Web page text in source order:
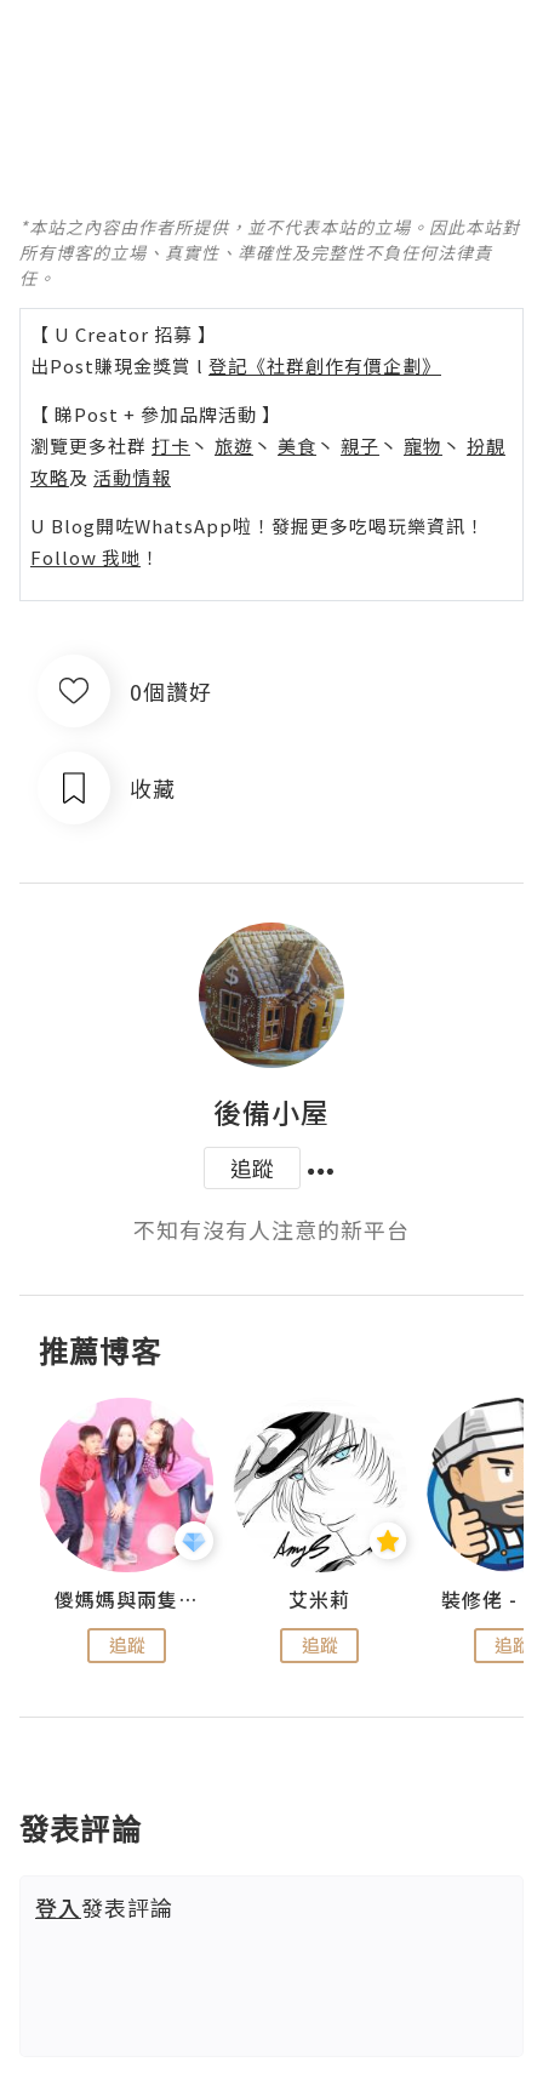
*本站之內容由作者所提供，並不代表本站的立場。因此本站對
所有博客的立場、真實性、準確性及完整性不負任何法律責
任。
【 U Creator 招募 】
出Post賺現金獎賞 l 登記《社群創作有價企劃》
【 睇Post + 參加品牌活動 】
瀏覽更多社群 打卡 丶 旅遊 丶 美食 丶 親子 丶 寵物 丶 扮靚
攻略及 活動情報
U Blog開咗WhatsApp啦！發掘更多吃喝玩樂資訊！
Follow 我哋 ！
0個讚好
收藏
後備小屋
追蹤
不知有沒有人注意的新平台
推薦博客
儍媽媽與兩隻小魔怪之家
追蹤
艾米莉
追蹤 追蹤
發表評論
登入發表評論